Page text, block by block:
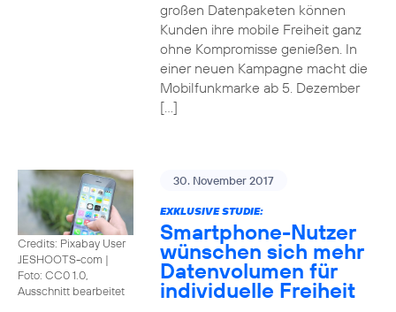
großen Datenpaketen können
Kunden ihre mobile Freiheit ganz
ohne Kompromisse genießen. In
einer neuen Kampagne macht die
Mobilfunkmarke ab 5. Dezember
[…]
Credits: Pixabay User
JESHOOTS-com |
Foto: CC0 1.0,
Ausschnitt bearbeitet
30. November 2017
EXKLUSIVE STUDIE:
Smartphone-Nutzer
wünschen sich mehr
Datenvolumen für
individuelle Freiheit